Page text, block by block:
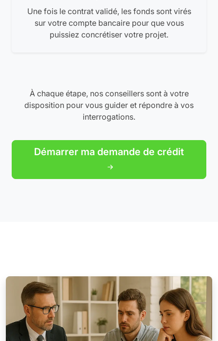
Une fois le contrat validé, les fonds sont virés
sur votre compte bancaire pour que vous
puissiez concrétiser votre projet.
À chaque étape, nos conseillers sont à votre
disposition pour vous guider et répondre à vos
interrogations.
Démarrer ma demande de crédit